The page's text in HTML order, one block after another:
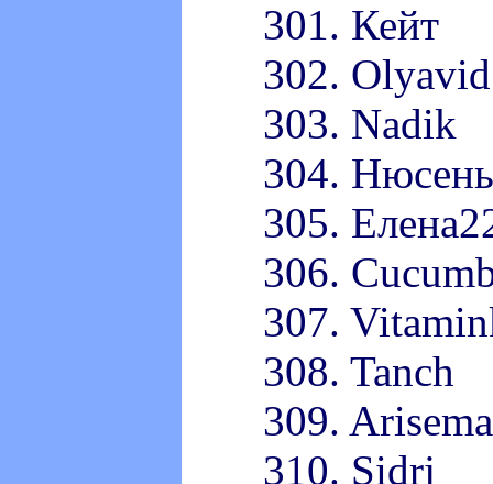
301. Кейт
302. Olyavid
303. Nadik
304.
305.
306.
307.
308. Tanch
309. Arisema
310. Sidrj